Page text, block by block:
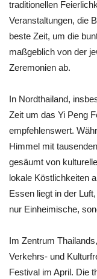
traditionellen
Veranstaltungen, die
beste Zeit, um die
maßgeblich von der
Zeremonien ab.
In Nordthailand,
Zeit um das Yi Peng
empfehlenswert.
Himmel mit
gesäumt von
lokale Köstlichkeiten
Essen liegt in der
nur Einheimische,
Im Zentrum
Verkehrs- und
Festival im April. Die